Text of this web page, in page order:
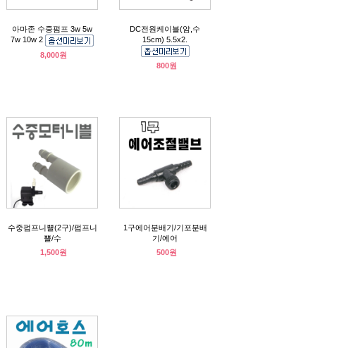
아마존 수중펌프 3w 5w
7w 10w 2
8,000원
DC전원케이블(암,수
15cm) 5.5x2.
800원
수중펌프니쁠(2구)/펌프니
쁠/수
1,500원
1구에어분배기/기포분배
기/에어
500원